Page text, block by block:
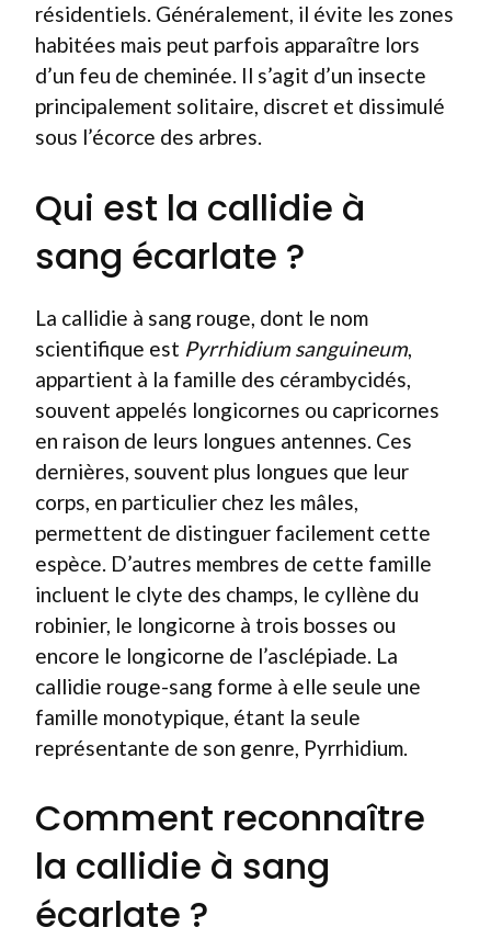
résidentiels. Généralement, il évite les zones
habitées mais peut parfois apparaître lors
d’un feu de cheminée. Il s’agit d’un insecte
principalement solitaire, discret et dissimulé
sous l’écorce des arbres.
Qui est la callidie à
sang écarlate ?
La callidie à sang rouge, dont le nom
scientifique est Pyrrhidium sanguineum,
appartient à la famille des cérambycidés,
souvent appelés longicornes ou capricornes
en raison de leurs longues antennes. Ces
dernières, souvent plus longues que leur
corps, en particulier chez les mâles,
permettent de distinguer facilement cette
espèce. D’autres membres de cette famille
incluent le clyte des champs, le cyllène du
robinier, le longicorne à trois bosses ou
encore le longicorne de l’asclépiade. La
callidie rouge-sang forme à elle seule une
famille monotypique, étant la seule
représentante de son genre, Pyrrhidium.
Comment reconnaître
la callidie à sang
écarlate ?